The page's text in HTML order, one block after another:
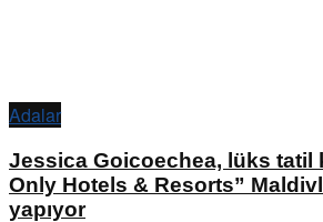
Adalar
Jessica Goicoechea, lüks tatil
Only Hotels & Resorts”
yapıyor